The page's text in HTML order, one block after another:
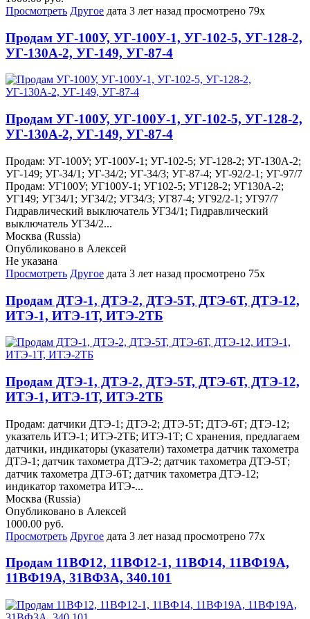
Просмотреть Другое дата 3 лет назад просмотрено 79x
Продам УГ-100У, УГ-100У-1, УГ-102-5, УГ-128-2,
УГ-130А-2, УГ-149, УГ-87-4
Продам УГ-100У, УГ-100У-1, УГ-102-5, УГ-128-2,
УГ-130А-2, УГ-149, УГ-87-4
Продам: УГ-100У; УГ-100У-1; УГ-102-5; УГ-128-2; УГ-130А-2;
УГ-149; УГ-34/1; УГ-34/2; УГ-34/3; УГ-87-4; УГ-92/2-1; УГ-97/7
Продам: УГ100У; УГ100У-1; УГ102-5; УГ128-2; УГ130А-2;
УГ149; УГ34/1; УГ34/2; УГ34/3; УГ87-4; УГ92/2-1; УГ97/7
Гидравлический выключатель УГ34/1; Гидравлический
выключатель УГ34/2...
Москва (Russia)
Опубликовано в Алексей
Не указана
Просмотреть Другое дата 3 лет назад просмотрено 75x
Продам ДТЭ-1, ДТЭ-2, ДТЭ-5Т, ДТЭ-6Т, ДТЭ-12,
ИТЭ-1, ИТЭ-1Т, ИТЭ-2ТБ
Продам ДТЭ-1, ДТЭ-2, ДТЭ-5Т, ДТЭ-6Т, ДТЭ-12,
ИТЭ-1, ИТЭ-1Т, ИТЭ-2ТБ
Продам: датчики ДТЭ-1; ДТЭ-2; ДТЭ-5Т; ДТЭ-6Т; ДТЭ-12;
указатель ИТЭ-1; ИТЭ-2ТБ; ИТЭ-1Т; С хранения, предлагаем
датчики, индикаторы (указатели) тахометра датчик тахометра
ДТЭ-1; датчик тахометра ДТЭ-2; датчик тахометра ДТЭ-5Т;
датчик тахометра ДТЭ-6Т; датчик тахометра ДТЭ-12;
индикатор тахометра ИТЭ-...
Москва (Russia)
Опубликовано в Алексей
1000.00 руб.
Просмотреть Другое дата 3 лет назад просмотрено 77x
Продам 11ВФ12, 11ВФ12-1, 11ВФ14, 11ВФ19А,
11ВФ19А, 31ВФ3А, 340.101